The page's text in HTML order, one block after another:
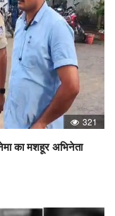
321
का मशहूर अभिनेता